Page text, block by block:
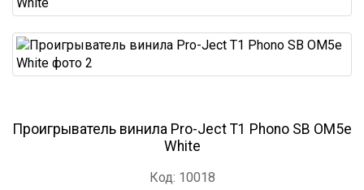
Проигрыватель винила Pro-Ject T1 Phono SB OM5e
White
Код: 10018